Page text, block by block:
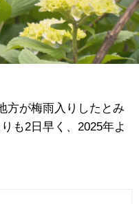
方が梅雨入りしたとみ
も2日早く、2025年よ